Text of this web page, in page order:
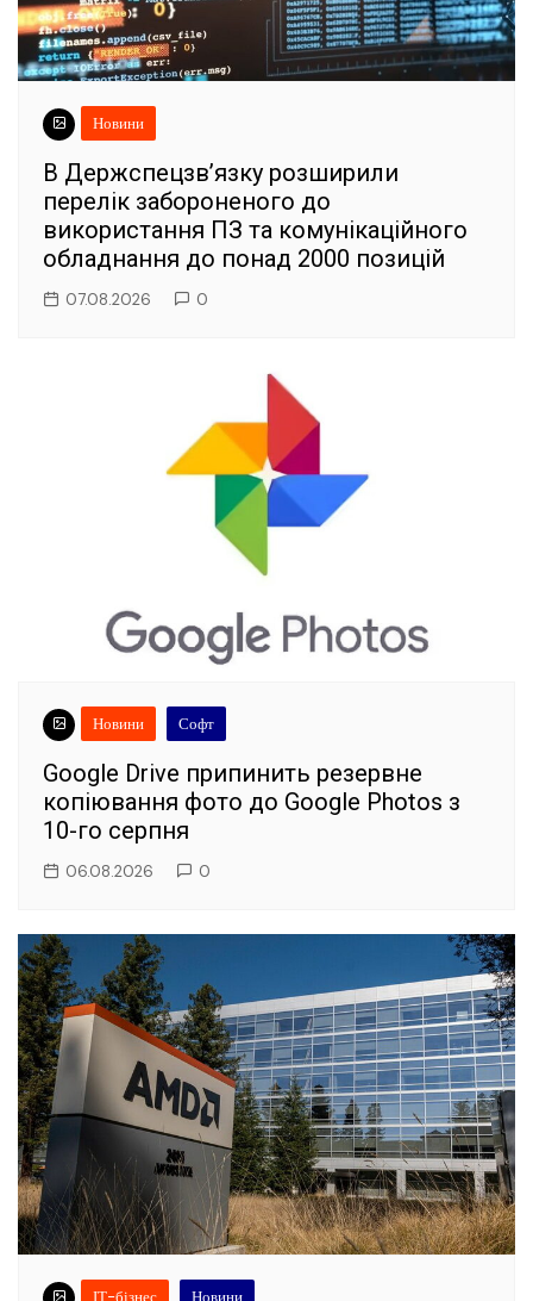
Новини
В Держспецзв’язку розширили
перелік забороненого до
використання ПЗ та комунікаційного
обладнання до понад 2000 позицій
07.08.2026 0
Новини Софт
Google Drive припинить резервне
копіювання фото до Google Photos з
10-го серпня
06.08.2026 0